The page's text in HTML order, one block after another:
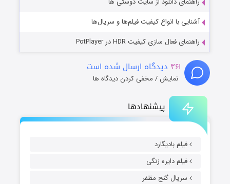
پیشنهادها
فیلم بادیگارد
فیلم دایره زنگی
سریال گنج مظفر
آشنایی با انواع کیفیت فیلم‌ها و سریال‌ها
راهنمای فعال سازی کیفیت HDR در PotPlayer
۳۶۱ دیدگاه ارسال شده است
نمایش / مخفی کردن دیدگاه ها